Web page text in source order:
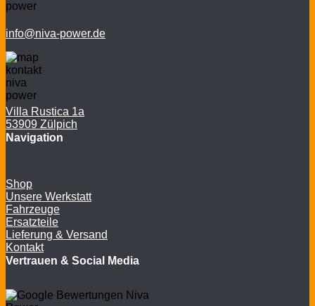
info@niva-power.de
Villa Rustica 1a
53909 Zülpich
Navigation
Shop
Unsere Werkstatt
Fahrzeuge
Ersatzteile
Lieferung & Versand
Kontakt
Vertrauen & Social Media